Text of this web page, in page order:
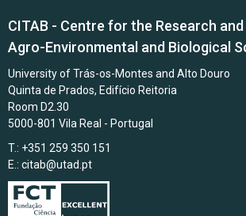
CITAB - Centre for the Research
Agro-Environmental and Biological
University of Trás-os-Montes and Alto Douro
Quinta de Prados, Edifício Reitoria
Room D2.30
5000-801 Vila Real - Portugal
T.: +351 259 350 151
E.: citab@utad.pt